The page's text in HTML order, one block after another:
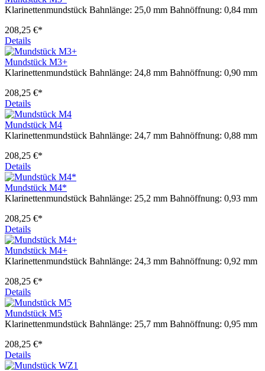
Klarinettenmundstück Bahnlänge: 25,0 mm Bahnöffnung: 0,84 mm
208,25 €*
Details
Mundstück M3+
Klarinettenmundstück Bahnlänge: 24,8 mm Bahnöffnung: 0,90 mm
208,25 €*
Details
Mundstück M4
Klarinettenmundstück Bahnlänge: 24,7 mm Bahnöffnung: 0,88 mm
208,25 €*
Details
Mundstück M4*
Klarinettenmundstück Bahnlänge: 25,2 mm Bahnöffnung: 0,93 mm
208,25 €*
Details
Mundstück M4+
Klarinettenmundstück Bahnlänge: 24,3 mm Bahnöffnung: 0,92 mm
208,25 €*
Details
Mundstück M5
Klarinettenmundstück Bahnlänge: 25,7 mm Bahnöffnung: 0,95 mm
208,25 €*
Details